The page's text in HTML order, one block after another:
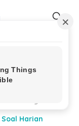
Soal Harian